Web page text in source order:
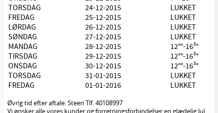
TORSDAG
24-12-2015
LUKKET
FREDAG
25-12-2015
LUKKET
LØRDAG
26-12-2015
LUKKET
SØNDAG
27-12-2015
LUKKET
MANDAG
28-12-2015
12°°-16³°
TIRSDAG
29-12-2015
12°°-16³°
ONSDAG
30-12-2015
12°°-16³°
TORSDAG
31-01-2015
LUKKET
FREDAG
01-01-2016 LUKKET
Øvrig tid efter aftale. Steen Tlf. 40108997
Vi ønsker alle vores kunder og forretningsforbindelser en glædelig Jul